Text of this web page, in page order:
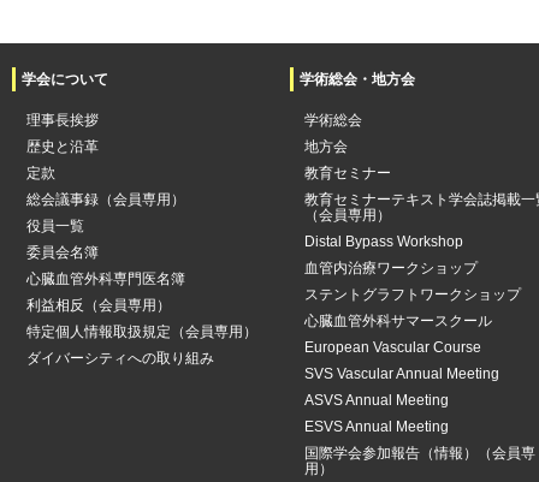
学会について
理事長挨拶
歴史と沿革
定款
総会議事録（会員専用）
役員一覧
委員会名簿
心臓血管外科専門医名簿
利益相反（会員専用）
特定個人情報取扱規定（会員専用）
ダイバーシティへの取り組み
学術総会・地方会
学術総会
地方会
教育セミナー
教育セミナーテキスト学会誌掲載一
（会員専用）
Distal Bypass Workshop
血管内治療ワークショップ
ステントグラフトワークショップ
心臓血管外科サマースクール
European Vascular Course
SVS Vascular Annual Meeting
ASVS Annual Meeting
ESVS Annual Meeting
国際学会参加報告（情報）（会員専
用）